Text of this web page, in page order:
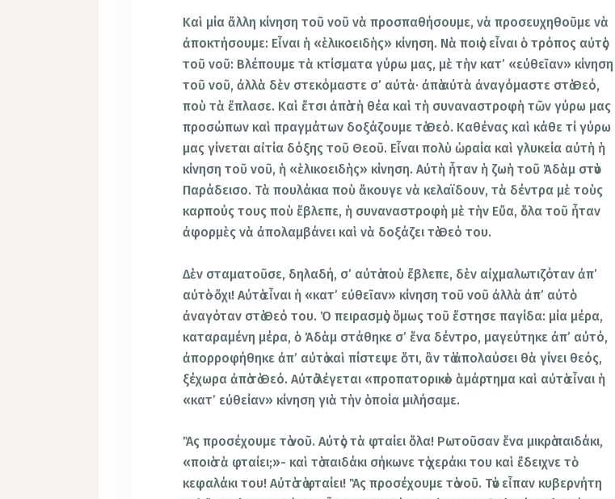
Καὶ μία ἄλλη κίνηση τοῦ νοῦ νὰ προσπαθήσουμε, νὰ προσευχηθοῦμε νὰ
ἀποκτήσουμε: Εἶναι ἡ «ἑλικοειδὴς» κίνηση. Νὰ ποιὸς εἶναι ὁ τρόπος αὐτὸς
τοῦ νοῦ: Βλέπουμε τὰ κτίσματα γύρω μας, μὲ τὴν κατ’ «εὐθεῖαν» κίνηση
τοῦ νοῦ, ἀλλὰ δὲν στεκόμαστε σ’ αὐτὰ· ἀπὸ αὐτὰ ἀναγόμαστε στὸ Θεό,
ποὺ τὰ ἔπλασε. Καὶ ἔτσι ἀπὸ τὴ θέα καὶ τὴ συναναστροφὴ τῶν γύρω μας
προσώπων καὶ πραγμάτων δοξάζουμε τὸ Θεό. Καθένας καὶ κάθε τί γύρω
μας γίνεται αἰτία δόξης τοῦ Θεοῦ. Εἶναι πολὺ ὡραία καὶ γλυκεία αὐτὴ ἡ
κίνηση τοῦ νοῦ, ἡ «ἑλικοειδὴς» κίνηση. Αὐτὴ ἦταν ἡ ζωὴ τοῦ Ἀδὰμ στὸν
Παράδεισο. Τὰ πουλάκια ποὺ ἄκουγε νὰ κελαϊδουν, τὰ δέντρα μὲ τοὺς
καρπούς τους ποὺ ἔβλεπε, ἡ συναναστροφὴ μὲ τὴν Εὔα, ὅλα τοῦ ἦταν
ἀφορμὲς νὰ ἀπολαμβάνει καὶ νὰ δοξάζει τὸ Θεό του.
Δὲν σταματοῦσε, δηλαδή, σ’ αὐτὸ ποὺ ἔβλεπε, δὲν αἰχμαλωτιζόταν ἀπ’
αὐτὸ -ὄχι! Αὐτὸ εἶναι ἡ «κατ’ εὐθεῖαν» κίνηση τοῦ νοῦ ἀλλὰ ἀπ’ αὐτὸ
ἀναγόταν στὸ Θεό του. Ὁ πειρασμὸς ὅμως τοῦ ἔστησε παγίδα: μία μέρα,
καταραμένη μέρα, ὁ Ἀδὰμ στάθηκε σ’ ἕνα δέντρο, μαγεύτηκε ἀπ’ αὐτό,
ἀπορροφήθηκε ἀπ’ αὐτὸ καὶ πίστεψε ὅτι, ἂν τὸ ἀπολαύσει θὰ γίνει θεός,
ξέχωρα ἀπὸ τὸ Θεό. Αὐτὸ λέγεται «προπατορικὸ» ἁμάρτημα καὶ αὐτὸ εἶναι ἡ
«κατ’ εὐθείαν» κίνηση γιὰ τὴν ὁποία μιλήσαμε.
Ἂς προσέχουμε τὸ νοῦ. Αὐτὸς τὰ φταίει ὅλα! Ρωτοῦσαν ἕνα μικρὸ παιδάκι,
«ποιὸ τὰ φταίει;»- καὶ τὸ παιδάκι σήκωνε τὸ χεράκι του καὶ ἔδειχνε τὸ
κεφαλάκι του! Αὐτὸ τὸ φταίει! Ἂς προσέχουμε τὸ νοῦ. Τὸν εἶπαν κυβερνήτη